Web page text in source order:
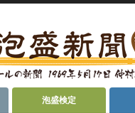
泡盛検定